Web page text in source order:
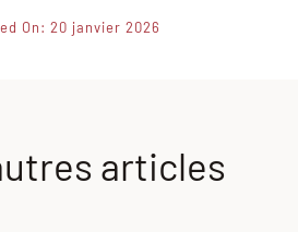
On: 20 janvier 2026
articles